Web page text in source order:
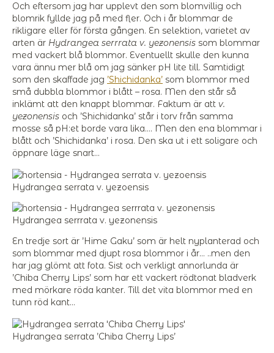
Och eftersom jag har upplevt den som blomvillig och
blomrik fyllde jag på med fler. Och i år blommar de
rikligare eller för första gången. En selektion, varietet av
arten är Hydrangea serrrata v. yezonensis som blommar
med vackert blå blommor. Eventuellt skulle den kunna
vara ännu mer blå om jag sänker pH lite till. Samtidigt
som den skaffade jag ’Shichidanka’ som blommor med
små dubbla blommor i blått – rosa. Men den står så
inklämt att den knappt blommar. Faktum är att v.
yezonensis och ’Shichidanka’ står i torv från samma
mosse så pH:et borde vara lika…. Men den ena blommar i
blått och ’Shichidanka’ i rosa. Den ska ut i ett soligare och
öppnare läge snart…
Hydrangea serrata v. yezoensis
Hydrangea serrrata v. yezonensis
En tredje sort är ’Hime Gaku’ som är helt nyplanterad och
som blommar med djupt rosa blommor i år… ..men den
har jag glömt att fota. Sist och verkligt annorlunda är
’Chiba Cherry Lips’ som har ett vackert rödtonat bladverk
med mörkare röda kanter. Till det vita blommor med en
tunn röd kant…
Hydrangea serrata ’Chiba Cherry Lips’